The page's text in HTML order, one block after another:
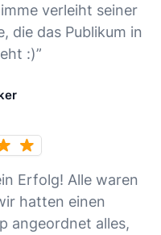
verleiht seiner
die das Publikum in
:)”
Erfolg! Alle waren
hatten einen
angeordnet alles,